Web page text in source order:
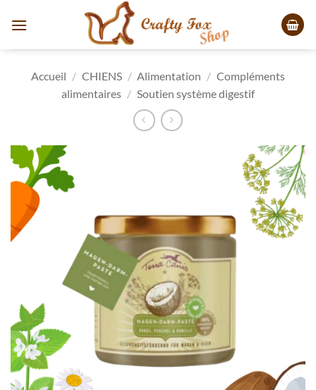
Accueil / CHIENS / Alimentation / Compléments
alimentaires / Soutien système digestif